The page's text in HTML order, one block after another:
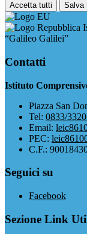
Accetta tutti Salva
“Galileo Galilei”
Contatti
Istituto
Piazza San
Tel: 0833/
Email:
PEC:
C.F.:
Seguici su
Facebook
Sezione Link